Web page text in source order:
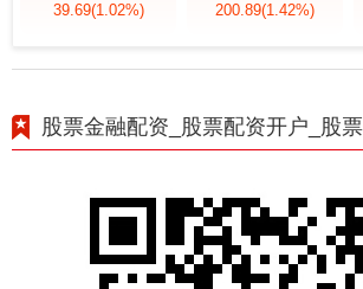
39.69(1.02%) 200.89(1.42%)
股票金融配资_股票配资开户_股